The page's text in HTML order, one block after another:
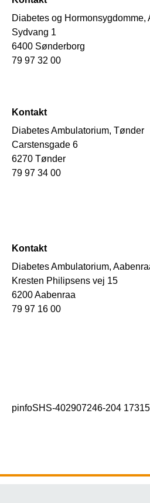
Diabetes og Hormonsygdomme,
Sydvang 1
6400 Sønderborg
79 97 32 00
Kontakt
Diabetes Ambulatorium, Tønder
Carstensgade 6
6270 Tønder
79 97 34 00
Kontakt
Diabetes Ambulatorium,
Kresten Philipsens vej 15
6200 Aabenraa
79 97 16 00
pinfoSHS-402907246-204